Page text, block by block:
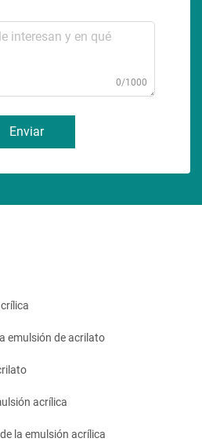
0/1000
Enviar
emulsión de acrilato
acrílica
la emulsión acrílica